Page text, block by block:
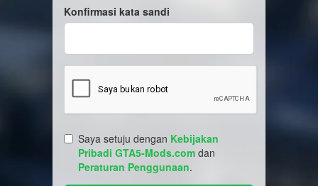
Konfirmasi kata sandi
Saya setuju dengan Kebijakan
Pribadi GTA5-Mods.com dan
Peraturan Penggunaan.